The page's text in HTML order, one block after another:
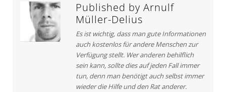
Published by Arnulf
Müller-Delius
Es ist wichtig, dass man gute Informationen
auch kostenlos für andere Menschen zur
Verfügung stellt. Wer anderen behilflich
sein kann, sollte dies auf jeden Fall immer
tun, denn man benötigt auch selbst immer
wieder die Hilfe und den Rat anderer.